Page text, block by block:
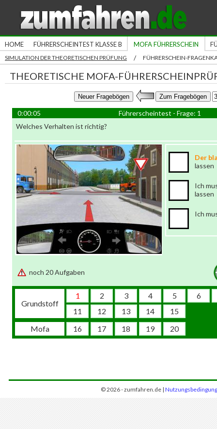
HOME FÜHRERSCHEINTEST KLASSE B MOFA FÜHRERSCHEIN
SIMULATION DER THEORETISCHEN PRÜFUNG / FÜHRERSCHEIN-
THEORETISCHE MOFA-
0:00:05
Führerscheintest - Frage: 1
Welches Verhalten ist richtig?
Der
lassen
Ich
lassen
Ich
noch 20 Aufgaben
Grundstoff
1 2 3 4 5
6
11
12 13 14
15
Mofa
16 17 18 19 20
© 2026 - zumfahren.de |